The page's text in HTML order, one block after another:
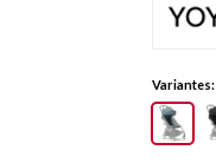
Variantes: